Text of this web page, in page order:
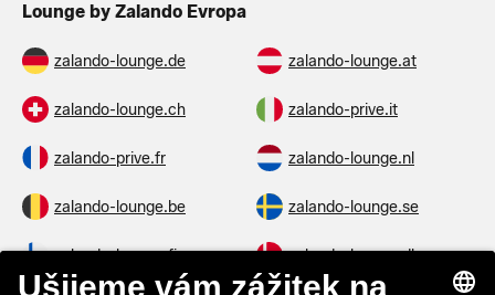
Lounge by Zalando Evropa
zalando-lounge.de zalando-lounge.at
zalando-lounge.ch zalando-prive.it
zalando-prive.fr zalando-lounge.nl
zalando-lounge.be zalando-lounge.se
zalando-lounge.fi zalando-lounge.dk